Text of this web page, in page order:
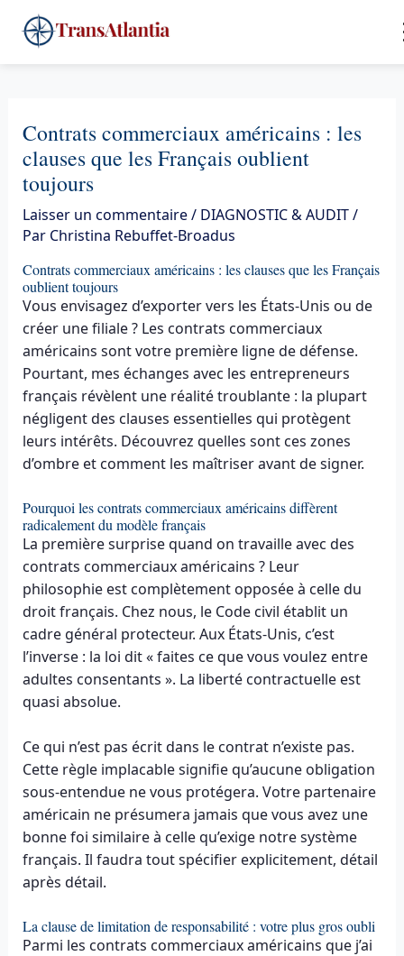
au
contenu
Contrats commerciaux américains : les
clauses que les Français oublient
toujours
Laisser un commentaire/ DIAGNOSTIC & AUDIT/
Par Christina Rebuffet-Broadus
Contrats commerciaux américains : les clauses que les Français
oublient toujours
Vous envisagez d’exporter vers les États-Unis ou de
créer une filiale ? Les contrats commerciaux
américains sont votre première ligne de défense.
Pourtant, mes échanges avec les entrepreneurs
français révèlent une réalité troublante : la plupart
négligent des clauses essentielles qui protègent
leurs intérêts. Découvrez quelles sont ces zones
d’ombre et comment les maîtriser avant de signer.
Pourquoi les contrats commerciaux américains diffèrent
radicalement du modèle français
La première surprise quand on travaille avec des
contrats commerciaux américains ? Leur
philosophie est complètement opposée à celle du
droit français. Chez nous, le Code civil établit un
cadre général protecteur. Aux États-Unis, c’est
l’inverse : la loi dit « faites ce que vous voulez entre
adultes consentants ». La liberté contractuelle est
quasi absolue.
Ce qui n’est pas écrit dans le contrat n’existe pas.
Cette règle implacable signifie qu’aucune obligation
sous-entendue ne vous protégera. Votre partenaire
américain ne présumera jamais que vous avez une
bonne foi similaire à celle qu’exige notre système
français. Il faudra tout spécifier explicitement, détail
après détail.
La clause de limitation de responsabilité : votre plus gros oubli
Parmi les contrats commerciaux américains que j’ai